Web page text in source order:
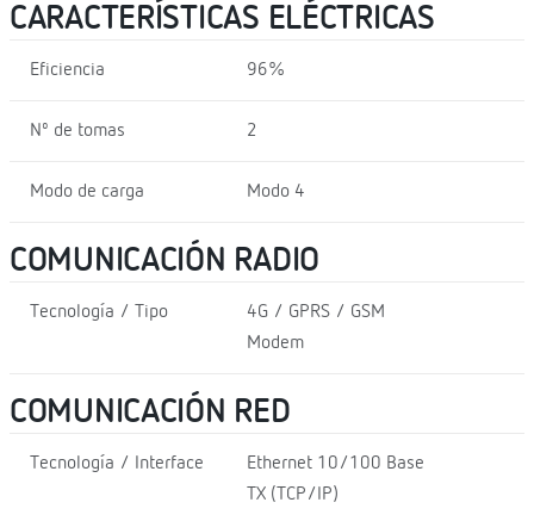
CARACTERÍSTICAS ELÉCTRICAS
Eficiencia 96%
Nº de tomas 2
Modo de carga Modo 4
COMUNICACIÓN RADIO
Tecnología / Tipo
4G / GPRS / GSM
Modem
COMUNICACIÓN RED
Tecnología / Interface
Ethernet 10/100 Base
TX (TCP/IP)